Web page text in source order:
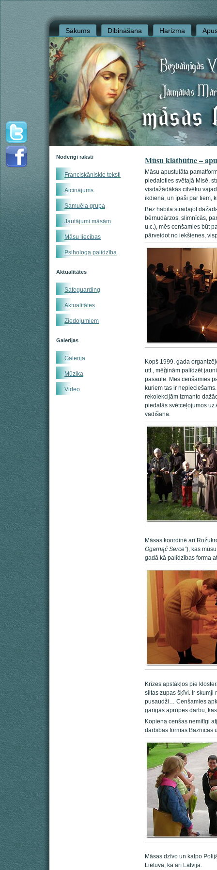
Sākums Dibināšana Harizma
Noderīgi raksti
Franciskāniskie teksti
Aicinājums
Samuēla grupa
Jautājumi māsām
Māsu liecības
Psihologa palīdzība
Aktualitātes
Safeguarding
Aktualitātes
Ziedojumiem
Galerijas
Galerija
Mūzika
Video
Mūsu klātbūtne –
Māsu apustulāta
piedaloties svētajā Misē,
visdažādākās cilvēku
ikdienā, un īpaši par tiem,
Bez habita strādājot
bērnudārzos, slimnīcās,
u.c.), mēs cenšamies būt
pārveidot no iekšienes,
Kopš 1999. gada
utt., mēğinām palīdzēt
pasaulē. Mēs cenšamies
kuriem tas ir
rekolekcijām izmanto
piedalās svētceļojumos uz
vadīšanā.
Māsas koordinē arī
Ogarnąć Serce”), kas
gadā kā palīdzības forma
Krīzes apstākļos pie
siltas zupas šķīvi. Ir skumji
pusaudži… Cenšamies
garīgās aprūpes darbu,
Kopiena cenšas nemitīgi
darbības formas Baznīcas
Māsas dzīvo un kalpo
Lietuvā, kā arī Latvijā.